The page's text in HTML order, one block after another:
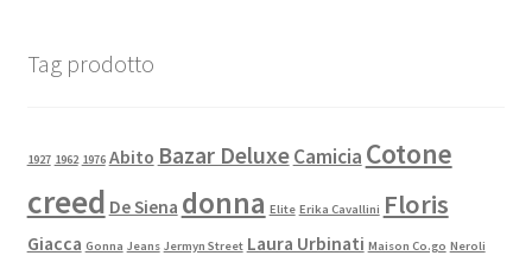
Tag prodotto
1927 1962 1976 Abito Bazar DeluxeCamicia Cotone
creed De Siena donna Elite Erika Cavallini Floris
Giacca Gonna Jeans Jermyn Street Laura Urbinati Maison Co.go Neroli